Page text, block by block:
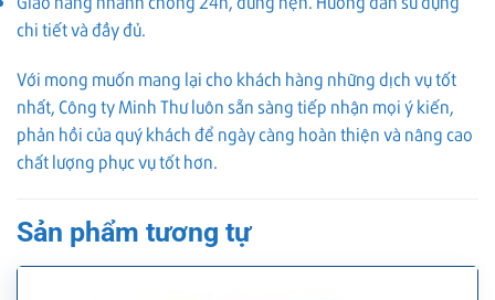
chi tiết và đầy đủ.
Với mong muốn mang lại cho khách hàng những dịch vụ tốt
nhất, Công ty Minh Thư luôn sẵn sàng tiếp nhận mọi ý kiến,
phản hồi của quý khách để ngày càng hoàn thiện và nâng cao
chất lượng phục vụ tốt hơn.
Sản phẩm tương tự